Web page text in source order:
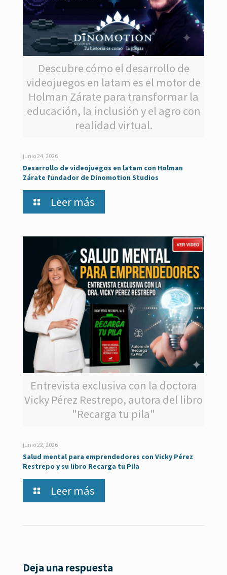
Descubre cómo el desarrollo de
videojuegos en latam es el motor de
Holman Zárate para transformar la
educación, la inclusión y el agro con
realidad virtual.
junio 24, 2026
Desarrollo de videojuegos en latam con Holman
Zárate fundador de Dinomotion Studios
Leer más
Entrevista exclusiva con la doctora
Vicky Pérez Restrepo, autora del libro
"Recarga tu pila"
junio 22, 2026
Salud mental para emprendedores con Vicky Pérez
Restrepo y su libro Recarga tu Pila
Leer más
Deja una respuesta